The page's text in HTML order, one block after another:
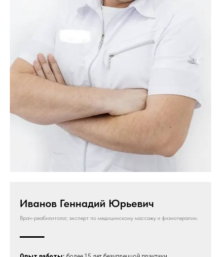
Иванов Геннадий Юрьевич
Врач-реабилитолог, эксперт по медицинскому массажу и физиотерапии.